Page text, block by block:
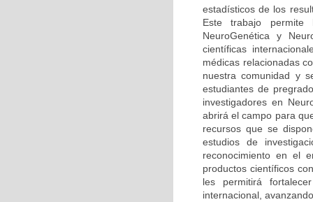
estadísticos de los
Este trabajo permite
NeuroGenética y
científicas
médicas relacionadas
nuestra comunidad y
estudiantes de
investigadores en
abrirá el campo para
recursos que se
estudios de
reconocimiento en el
productos científicos
les permitirá
internacional,